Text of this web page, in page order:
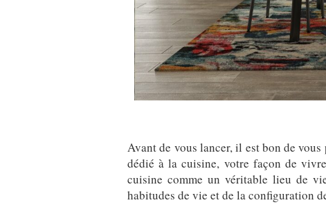
Avant de vous lancer, il est bon de
dédié à la cuisine, votre façon de
cuisine comme un véritable lieu de
habitudes de vie et de la configuration